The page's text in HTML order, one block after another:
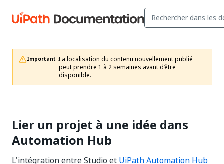
Important :La localisation du contenu nouvellement publié
peut prendre 1 à 2 semaines avant d’être
disponible.
Lier un projet à une idée dans
Automation Hub
L'intégration entre Studio et UiPath Automation Hub